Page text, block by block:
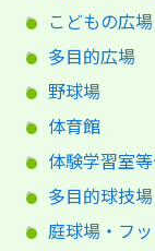
こどもの広場
多目的広場
野球場
体育館
体験学習室
多目的球技場
庭球場・フ